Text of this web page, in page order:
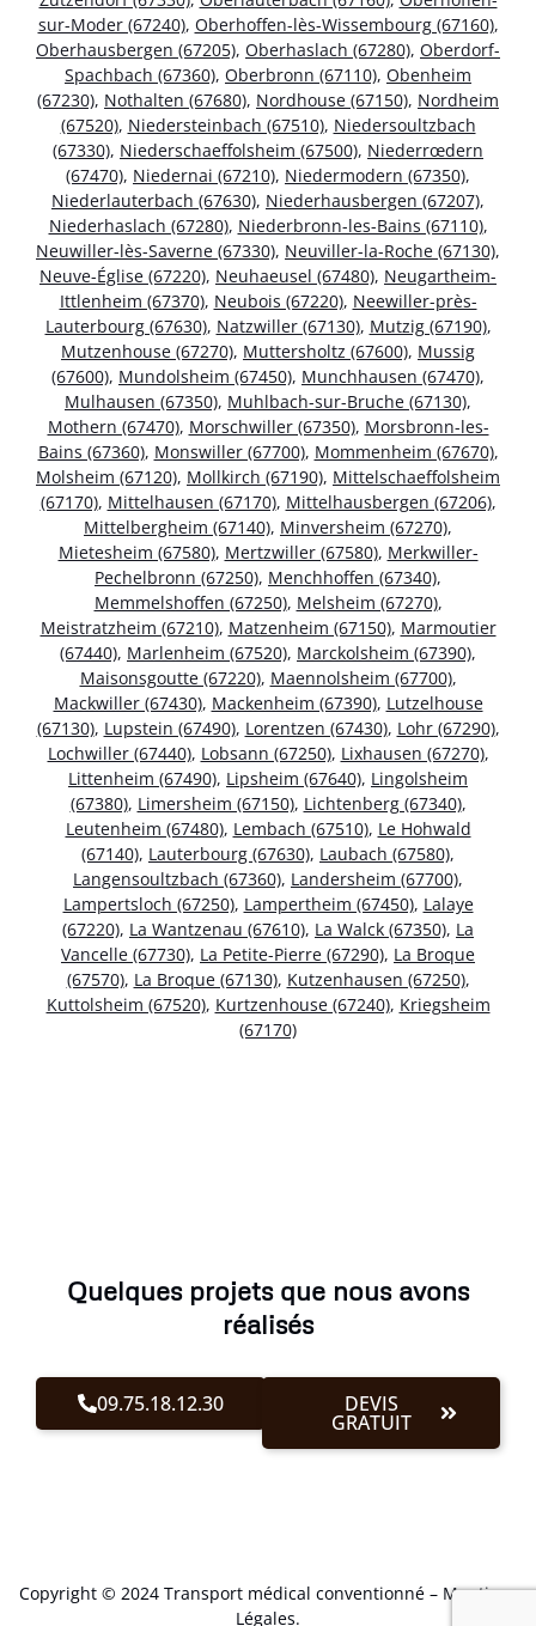
sur-Moder (67240), Oberhoffen-lès-Wissembourg (67160),
Oberhausbergen (67205), Oberhaslach (67280), Oberdorf-
Spachbach (67360), Oberbronn (67110), Obenheim
(67230), Nothalten (67680), Nordhouse (67150), Nordheim
(67520), Niedersteinbach (67510), Niedersoultzbach
(67330), Niederschaeffolsheim (67500), Niederrœdern
(67470), Niedernai (67210), Niedermodern (67350),
Niederlauterbach (67630), Niederhausbergen (67207),
Niederhaslach (67280), Niederbronn-les-Bains (67110),
Neuwiller-lès-Saverne (67330), Neuviller-la-Roche (67130),
Neuve-Église (67220), Neuhaeusel (67480), Neugartheim-
Ittlenheim (67370), Neubois (67220), Neewiller-près-
Lauterbourg (67630), Natzwiller (67130), Mutzig (67190),
Mutzenhouse (67270), Muttersholtz (67600), Mussig
(67600), Mundolsheim (67450), Munchhausen (67470),
Mulhausen (67350), Muhlbach-sur-Bruche (67130),
Mothern (67470), Morschwiller (67350), Morsbronn-les-
Bains (67360), Monswiller (67700), Mommenheim (67670),
Molsheim (67120), Mollkirch (67190), Mittelschaeffolsheim
(67170), Mittelhausen (67170), Mittelhausbergen (67206),
Mittelbergheim (67140), Minversheim (67270),
Mietesheim (67580), Mertzwiller (67580), Merkwiller-
Pechelbronn (67250), Menchhoffen (67340),
Memmelshoffen (67250), Melsheim (67270),
Meistratzheim (67210), Matzenheim (67150), Marmoutier
(67440), Marlenheim (67520), Marckolsheim (67390),
Maisonsgoutte (67220), Maennolsheim (67700),
Mackwiller (67430), Mackenheim (67390), Lutzelhouse
(67130), Lupstein (67490), Lorentzen (67430), Lohr (67290),
Lochwiller (67440), Lobsann (67250), Lixhausen (67270),
Littenheim (67490), Lipsheim (67640), Lingolsheim
(67380), Limersheim (67150), Lichtenberg (67340),
Leutenheim (67480), Lembach (67510), Le Hohwald
(67140), Lauterbourg (67630), Laubach (67580),
Langensoultzbach (67360), Landersheim (67700),
Lampertsloch (67250), Lampertheim (67450), Lalaye
(67220), La Wantzenau (67610), La Walck (67350), La
Vancelle (67730), La Petite-Pierre (67290), La Broque
(67570), La Broque (67130), Kutzenhausen (67250),
Kuttolsheim (67520), Kurtzenhouse (67240), Kriegsheim
(67170)
Quelques projets que nous avons
réalisés
09.75.18.12.30 DEVIS
GRATUIT
Copyright © 2024 Transport médical conventionné – Mentions
Légales.